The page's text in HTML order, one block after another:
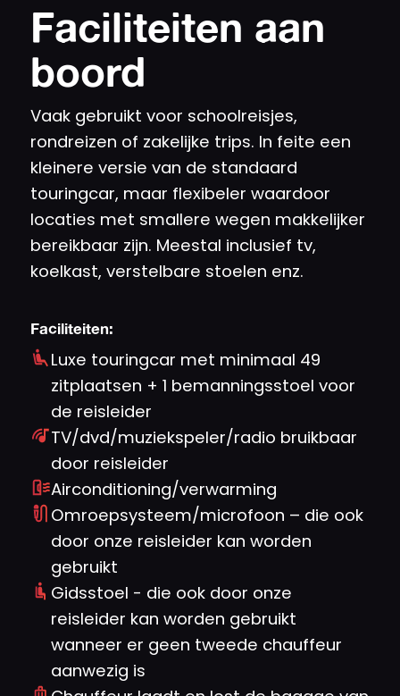
Faciliteiten aan
boord
Vaak gebruikt voor schoolreisjes,
rondreizen of zakelijke trips. In feite een
kleinere versie van de standaard
touringcar, maar flexibeler waardoor
locaties met smallere wegen makkelijker
bereikbaar zijn. Meestal inclusief tv,
koelkast, verstelbare stoelen enz.
Faciliteiten:
Luxe touringcar met minimaal 49
zitplaatsen + 1 bemanningsstoel voor
de reisleider
TV/dvd/muziekspeler/radio bruikbaar
door reisleider
Airconditioning/verwarming
Omroepsysteem/microfoon – die ook
door onze reisleider kan worden
gebruikt
Gidsstoel - die ook door onze
reisleider kan worden gebruikt
wanneer er geen tweede chauffeur
aanwezig is